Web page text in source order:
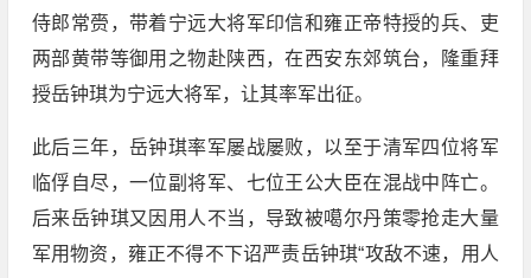
侍郎常赍，带着宁远大将军印信和雍正帝特授的兵、吏
两部黄带等御用之物赴陕西，在西安东郊筑台，隆重拜
授岳钟琪为宁远大将军，让其率军出征。
此后三年，岳钟琪率军屡战屡败，以至于清军四位将军
临俘自尽，一位副将军、七位王公大臣在混战中阵亡。
后来岳钟琪又因用人不当，导致被噶尔丹策零抢走大量
军用物资，雍正不得不下诏严责岳钟琪“攻敌不速，用人